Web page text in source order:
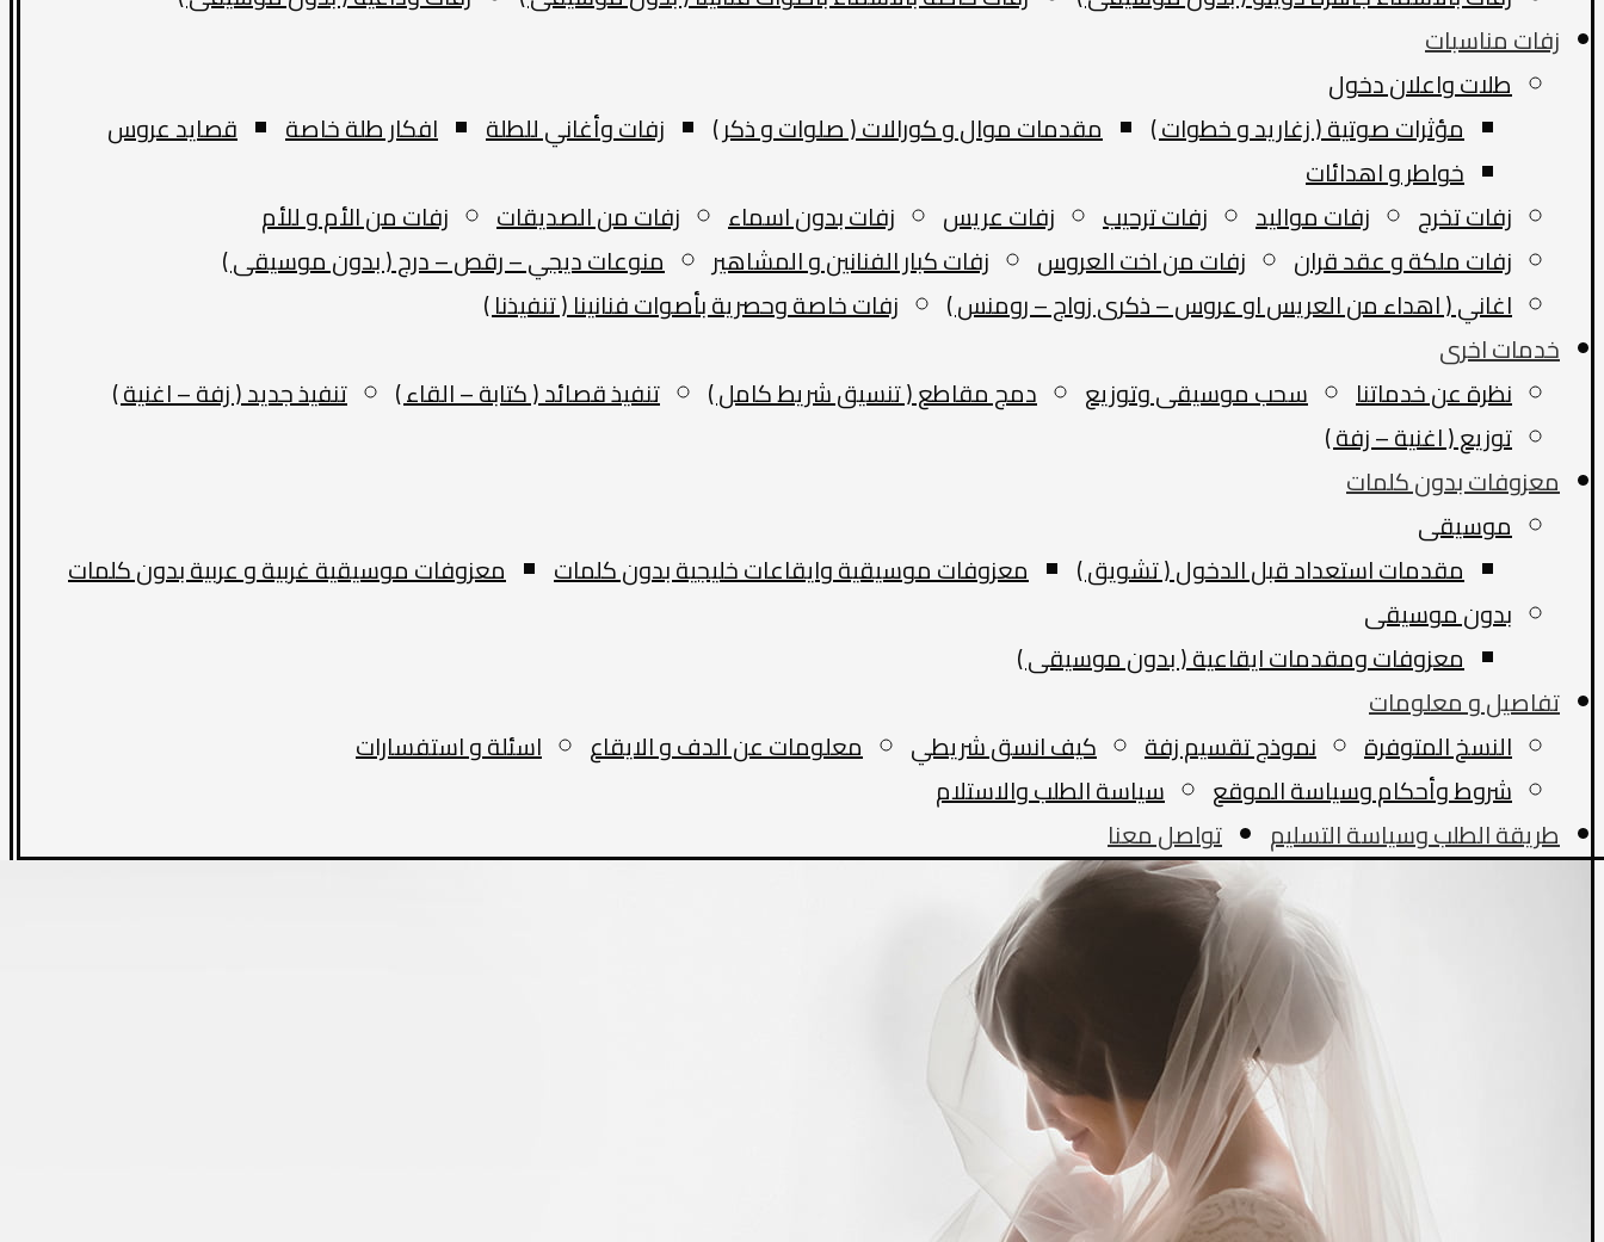
زفات مناسبات
طلات واعلان دخول
مؤثرات صوتية ( زغاريد و خطوات )
مقدمات موال و كورالات ( صلوات و ذكر ) زفات وأغاني للطلة افكار طلة خاصة
قصايد عروس
خواطر و اهدائات
زفات تخرج
زفات مواليد زفات ترحيب زفات عريس زفات بدون اسماء زفات من الصديقات
زفات من الأم و للأم
زفات ملكة و عقد قران
زفات من اخت العروس زفات كبار الفنانين و المشاهير
منوعات ديجي – رقص – درج ( بدون موسيقى )
اغاني ( اهداء من العريس او عروس – ذكرى زواج – رومنس )
زفات خاصة وحصرية بأصوات فنانينا ( تنفيذنا )
خدمات اخرى
نظرة عن خدماتنا
سحب موسيقى وتوزيع دمج مقاطع ( تنسيق شريط كامل ) تنفيذ قصائد ( كتابة – القاء )
تنفيذ جديد ( زفة – اغنية )
توزيع ( اغنية – زفة )
معزوفات بدون كلمات
موسيقى
مقدمات استعداد قبل الدخول ( تشويق )
معزوفات موسيقية وايقاعات خليجية بدون كلمات
معزوفات موسيقية غربية و عربية بدون كلمات
بدون موسيقى
معزوفات ومقدمات ايقاعية ( بدون موسيقى )
تفاصيل و معلومات
النسخ المتوفرة
نموذج تقسيم زفة كيف انسق شريطي معلومات عن الدف و الايقاع
اسئلة و استفسارات
شروط وأحكام وسياسة الموقع
سياسة الطلب والاستلام
طريقة الطلب وسياسة التسليم
تواصل معنا